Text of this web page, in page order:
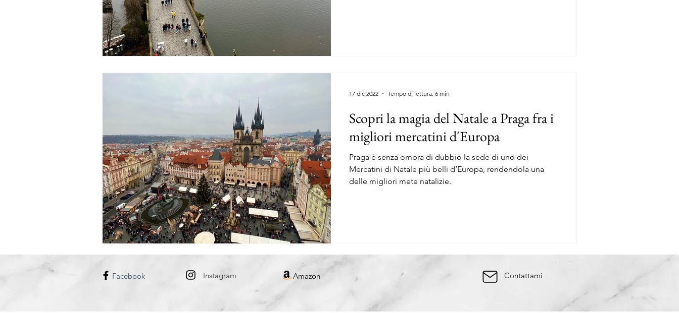
MADEIRA FRANCIA ALSAZIA PAESI BASSI
DANIMARCA UNGHERIA REPUBBLICA CECA
Scopri la magia del Natale a Praga fra i
migliori mercatini d'Europa
Praga è senza ombra di dubbio la sede di uno dei
Mercatini di Natale più belli d’Europa, rendendola una
delle migliori mete natalizie.
17 dic 2022 Tempo di lettura: 6 min
Facebook Instagram Amazon Contattami